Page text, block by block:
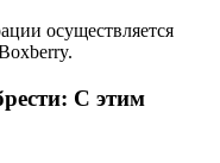
осуществляется
С этим